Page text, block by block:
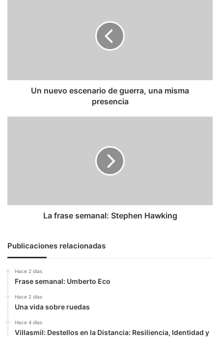
Un nuevo escenario de guerra, una misma
presencia
La frase semanal: Stephen Hawking
Publicaciones relacionadas
Hace 2 días
Frase semanal: Umberto Eco
Hace 2 días
Una vida sobre ruedas
Hace 4 días
Villasmil: Destellos en la Distancia: Resiliencia, Identidad y